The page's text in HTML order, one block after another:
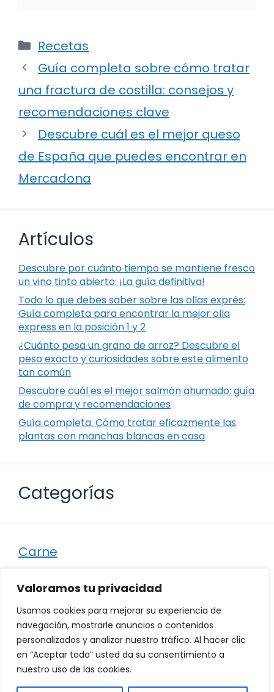
Valoramos tu privacidad
Usamos cookies para mejorar su experiencia de
navegación, mostrarle anuncios o contenidos
personalizados y analizar nuestro tráfico. Al hacer clic
en “Aceptar todo” usted da su consentimiento a
nuestro uso de las cookies.
Categorías
Recetas
Guía completa sobre cómo tratar
una fractura de costilla: consejos y
recomendaciones clave
Descubre cuál es el mejor queso
de España que puedes encontrar en
Mercadona
Artículos
Descubre por cuánto tiempo se mantiene fresco
un vino tinto abierto: ¡La guía definitiva!
Todo lo que debes saber sobre las ollas exprés:
Guía completa para encontrar la mejor olla
express en la posición 1 y 2
¿Cuánto pesa un grano de arroz? Descubre el
peso exacto y curiosidades sobre este alimento
tan común
Descubre cuál es el mejor salmón ahumado: guía
de compra y recomendaciones
Guía completa: Cómo tratar eficazmente las
plantas con manchas blancas en casa
Categorías
Carne
Otro
Pescado
Recetas